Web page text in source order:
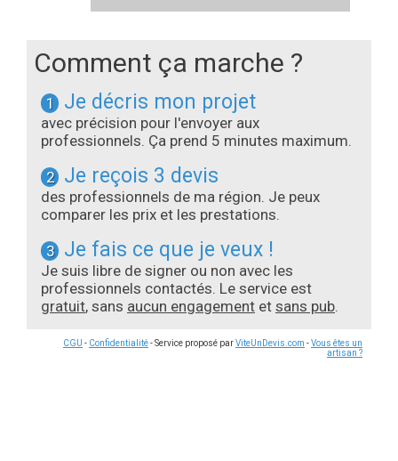
Comment ça marche ?
1 Je décris mon projet
avec précision pour l'envoyer aux
professionnels. Ça prend 5 minutes maximum.
2 Je reçois 3 devis
des professionnels de ma région. Je peux
comparer les prix et les prestations.
3 Je fais ce que je veux !
Je suis libre de signer ou non avec les
professionnels contactés. Le service est
gratuit, sans aucun engagement et sans pub.
CGU - Confidentialité- Service proposé parViteUnDevis.com -Vous êtes un
artisan ?